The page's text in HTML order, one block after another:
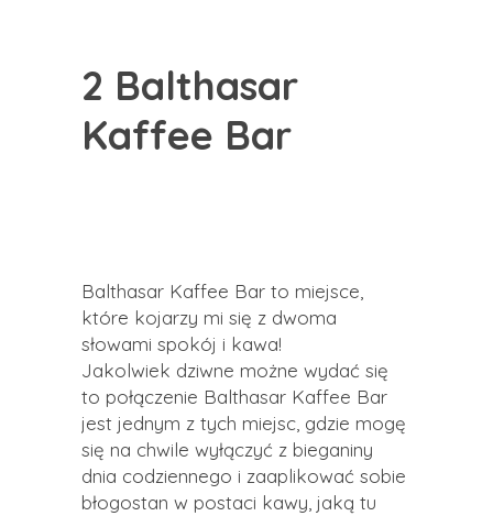
2 Balthasar
Kaffee Bar
Balthasar Kaffee Bar to miejsce,
które kojarzy mi się z dwoma
słowami spokój i kawa!
Jakolwiek dziwne możne wydać się
to połączenie Balthasar Kaffee Bar
jest jednym z tych miejsc, gdzie mogę
się na chwile wyłączyć z bieganiny
dnia codziennego i zaaplikować sobie
błogostan w postaci kawy, jaką tu